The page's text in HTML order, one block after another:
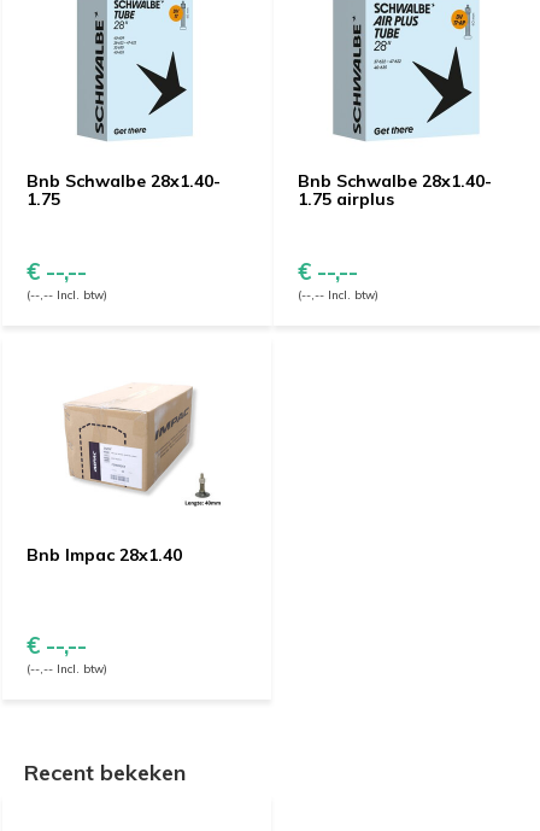
Bnb Schwalbe 28x1.40-
1.75
€ --,--
(--,-- Incl. btw)
Bnb Schwalbe 28x1.40-
1.75 airplus
€ --,--
(--,-- Incl. btw)
Bnb Impac 28x1.40
€ --,--
(--,-- Incl. btw)
Recent bekeken